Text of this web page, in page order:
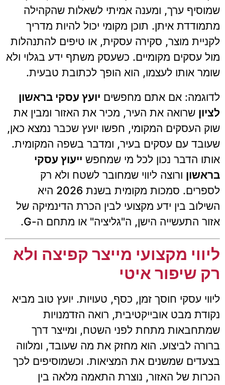
שמוסיף ערך, ומענה אמיתי לשאלות שהקהילה
מתמודדת איתן. תוכן מקומי יכול להיות מדריך
לקניית מוצר, סקירה עסקית, או טיפים להתנהלות
מול עסקים מקומיים. כשעסק משתף ידע בגלוי ולא
שומר אותו לעצמו, הוא הופך לכתובת טבעית.
לדוגמה: אם אתם מחפשים יועץ עסקי בראשון
לציון שרואה את העיר, מכיר את האזור ומבין את
שוק העסקים המקומי, חפשו יועץ שכבר נמצא כאן,
שעובד עם עסקים בעיר, ומדבר בשפה המקומית.
אותו הדבר נכון לכל מי שמחפש ייעוץ עסקי
בראשון ורוצה ליווי שמחובר לשטח ולא רק
לספרים. סמכות מקומית בשנת 2026 היא
השילוב בין ידע מקצועי לבין הכרת הדינמיקה של
אזור התעשייה הישן, ה"גליציה" או מתחם ה-G.
ליווי מקצועי מייצר קפיצה ולא
רק שיפור איטי
ליווי עסקי חוסך זמן, כסף, טעויות. יועץ טוב מביא
נקודת מבט אובייקטיבית, רואה הזדמנויות
שמתחבאות מתחת לפני השטח, ומייצר דרך
ברורה לביצוע. הוא מחזק את מה שעובד, ומלווה
בצעדים שמשנים את המציאות. וכשמוסיפים לכך
הכרות של האזור, נוצרת התאמה מלאה בין